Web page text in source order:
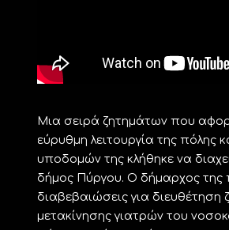
Μια σειρά ζητημάτων που
εύρυθμη λειτουργία της πόλης
υποδομών της κλήθηκε να
δήμος Πύργου. Ο δήμαρχος της
διαβεβαιώσεις για διευθέτηση
μετακίνησης γιατρών του